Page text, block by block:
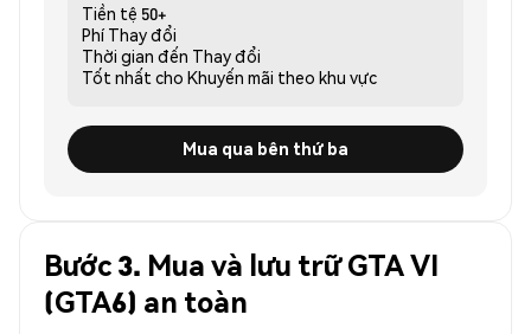
Tiền tệ 50+
Phí Thay đổi
Thời gian đến Thay đổi
Tốt nhất cho Khuyến mãi theo khu vực
Mua qua bên thứ ba
Bước 3. Mua và lưu trữ GTA VI
(GTA6) an toàn